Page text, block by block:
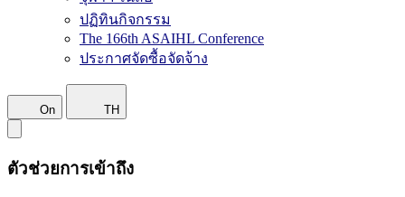
ปฏิทินกิจกรรม
The 166th ASAIHL Conference
ประกาศจัดซื้อจัดจ้าง
On TH
ตัวช่วยการเข้าถึง